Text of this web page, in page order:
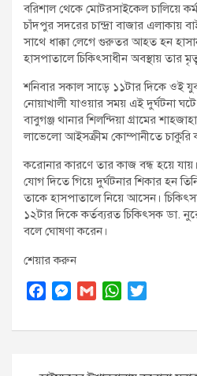
t
:
বরিশাল থেকে মোটরসাইকেল চালিয়ে
চাঁদপুর সদরের চান্দ্রা বাজার এলাকায়
সাথে ধাক্কা লেগে গুরুতর আহত হন
হাসপাতালে চিকিৎসাধীন অবস্থায় তার
শনিবার সকাল সাড়ে ১১টার দিকে ওই
নোয়াখালী যাওয়ার সময় এই দুর্ঘটনা
বাবুগঞ্জ থানার শিলন্দিয়া গ্রামের
লাভেলো আইসক্রীম কোম্পানীতে চাকুরি
করোনার কারণে তার কাজ বন্ধ হয়ে
যোগ দিতে গিয়ে দুর্ঘটনার শিকার হন
তাকে হাসপাতালে নিয়ে আসেন।
১২টার দিকে কর্তব্যরত চিকিৎসক ডা.
বলে ঘোষণা করেন।
শেয়ার করুন
c
M
s
G
a
W
a
i
Post